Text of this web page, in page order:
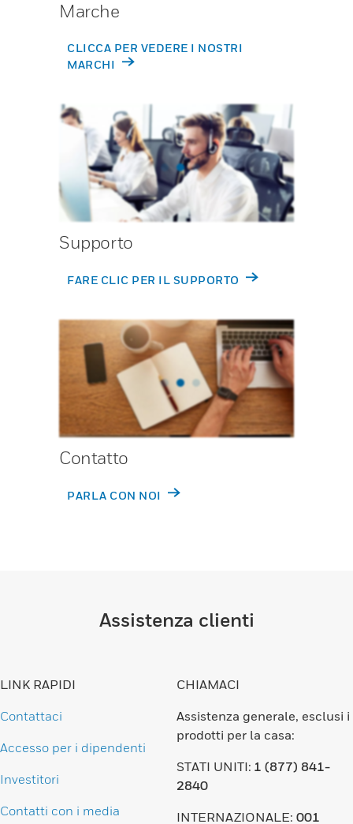
Marche
CLICCA PER VEDERE I NOSTRI
MARCHI
Supporto
FARE CLIC PER IL SUPPORTO
Contatto
PARLA CON NOI
Assistenza clienti
LINK RAPIDI
Contattaci
Accesso per i dipendenti
Investitori
Contatti con i media
CHIAMACI
Assistenza generale, esclusi i
prodotti per la casa:
STATI UNITI: 1 (877) 841-
2840
INTERNAZIONALE: 001